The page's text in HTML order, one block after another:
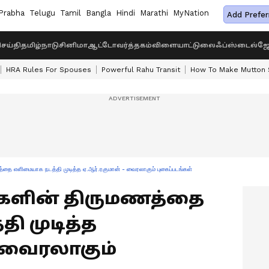
Telugu Tamil Bangla Hindi Marathi MyNation Add
தமிழ்நாடுசினிமாஆட்டோவர்த்தகம்விளையாட்டுலைஃப்ஸ்டைல்
HRA Rules For Spouses Powerful Rahu Transit How To Make Mutton
எளிமையாக நடத்தி முடித்த ஏ.ஆர்.ரகுமான் - வைரலாகும் புகைப்படங்கள்
மகளின் திருமணத்தை
முடித்த